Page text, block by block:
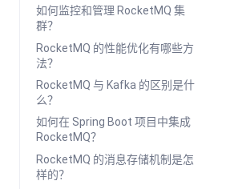
如何监控和管理 RocketMQ 集
群？
RocketMQ 的性能优化有哪些方
法？
RocketMQ 与 Kafka 的区别是什
么？
如何在 Spring Boot 项目中集成
RocketMQ？
RocketMQ 的消息存储机制是怎
样的？